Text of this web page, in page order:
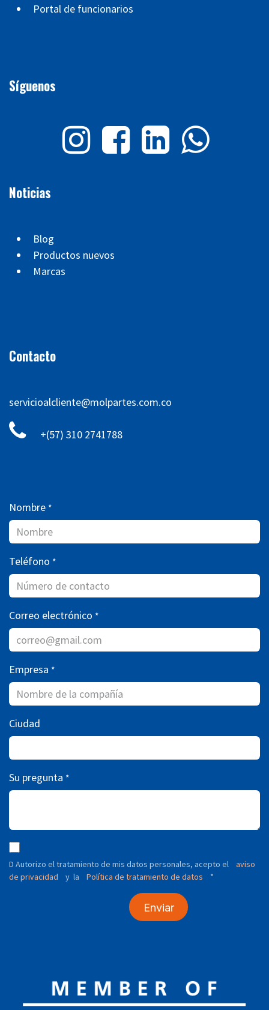
Portal de funcionarios
Síguenos
Noticias
Blog
Productos nuevos
Marcas
Contacto
servicioalcliente@molpartes.com.co
+(57) 310 2741788
Nombre *
Teléfono *
Correo electrónico *
Empresa *
Ciudad
Su pregunta *
D Autorizo ​​el tratamiento de mis datos personales, acepto el
aviso
de privacidad
y la Política de tratamiento de datos *
Enviar